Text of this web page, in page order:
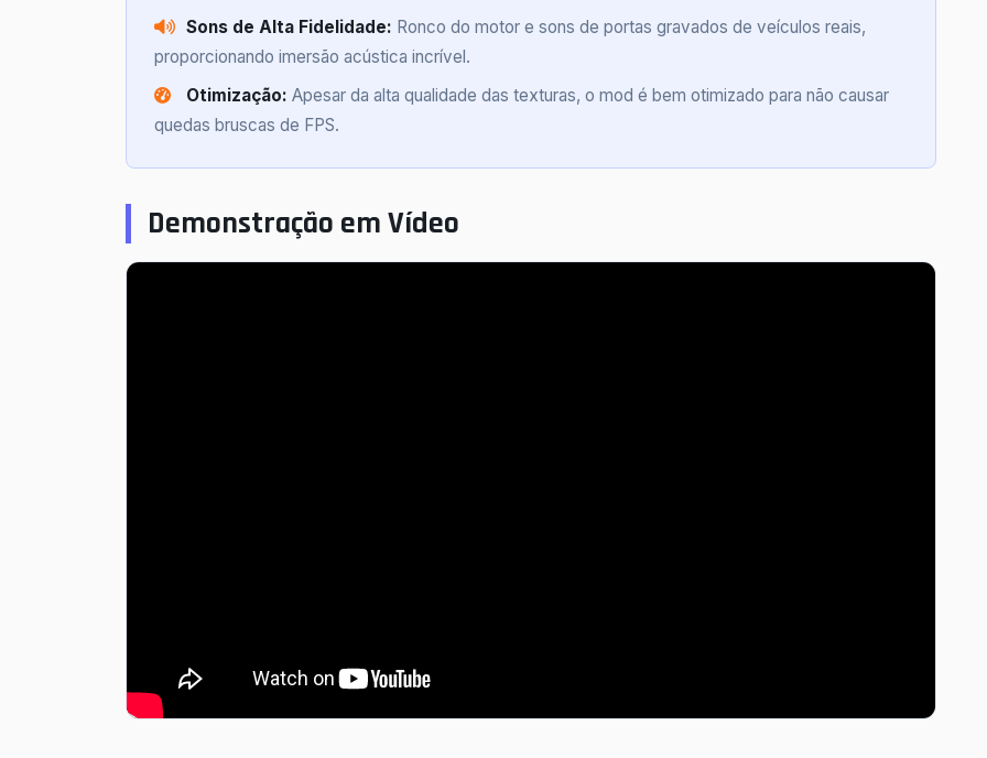
Sons de Alta Fidelidade: Ronco do motor e sons de portas gravados de veículos reais,
proporcionando imersão acústica incrível.
Otimização: Apesar da alta qualidade das texturas, o mod é bem otimizado para não causar
quedas bruscas de FPS.
Demonstração em Vídeo